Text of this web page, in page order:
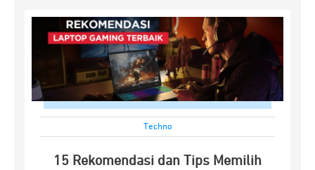
Techno
15 Rekomendasi dan Tips Memilih